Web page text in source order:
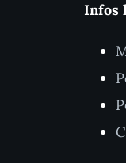
Infos